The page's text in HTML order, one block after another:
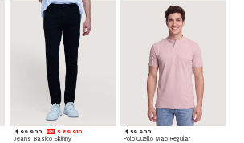
$ 99.900 $ 89.910
Jeans Básico Skinny
$ 59.900
Polo Cuello Mao Regular